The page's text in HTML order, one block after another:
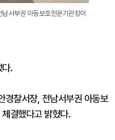
서부권 아동보호전문기관장이
다.
경찰서장, 전남서부권 아동보
결했다고 밝혔다.